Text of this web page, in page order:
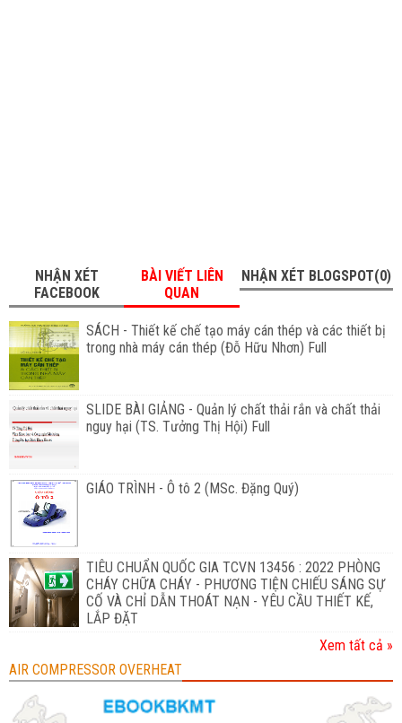
NHẬN XÉT
FACEBOOK
BÀI VIẾT LIÊN
QUAN
NHẬN XÉT BLOGSPOT(0)
SÁCH - Thiết kế chế tạo máy cán thép và các thiết bị
trong nhà máy cán thép (Đỗ Hữu Nhơn) Full
SLIDE BÀI GIẢNG - Quản lý chất thải rắn và chất thải
nguy hại (TS. Tưởng Thị Hội) Full
GIÁO TRÌNH - Ô tô 2 (MSc. Đặng Quý)
TIÊU CHUẨN QUỐC GIA TCVN 13456 : 2022 PHÒNG
CHÁY CHỮA CHÁY - PHƯƠNG TIỆN CHIẾU SÁNG SỰ
CỐ VÀ CHỈ DẪN THOÁT NẠN - YÊU CẦU THIẾT KẾ,
LẮP ĐẶT
Xem tất cả »
AIR COMPRESSOR OVERHEAT